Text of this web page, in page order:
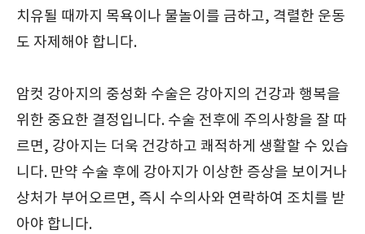
치유될 때까지 목욕이나 물놀이를 금하고, 격렬한 운동
도 자제해야 합니다.
암컷 강아지의 중성화 수술은 강아지의 건강과 행복을
위한 중요한 결정입니다. 수술 전후에 주의사항을 잘 따
르면, 강아지는 더욱 건강하고 쾌적하게 생활할 수 있습
니다. 만약 수술 후에 강아지가 이상한 증상을 보이거나
상처가 부어오르면, 즉시 수의사와 연락하여 조치를 받
아야 합니다.